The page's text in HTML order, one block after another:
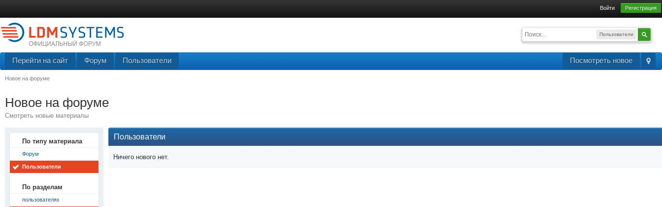
Войти Регистрация
Пользователи
Посмотреть новое
Перейти на сайт Форум Пользователи
Новое на форуме
Новое на форуме
Смотреть новые материалы
По типу материала
Форум
Пользователи
По разделам
пользователях
Пользователи
Ничего нового нет.